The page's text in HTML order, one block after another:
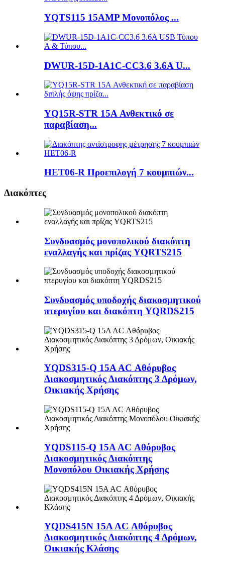
YQTS115 15AMP Μονοπόλος ...
DWUR-15D-1A1C-CC3.6 3.6A U...
YQ15R-STR 15A Ανθεκτικό σε
παραβίαση...
HET06-R Προεπιλογή 7 κουμπιών...
Διακόπτες
Συνδυασμός μονοπολικού διακόπτη
εναλλαγής και πρίζας YQRTS215
Συνδυασμός υποδοχής διακοσμητικού
πτερυγίου και διακόπτη YQRDS215
YQDS315-Q 15A AC Αθόρυβος
Διακοσμητικός Διακόπτης 3 Δρόμων,
Οικιακής Χρήσης
YQDS115-Q 15A AC Αθόρυβος
Διακοσμητικός Διακόπτης
Μονοπόλου Οικιακής Χρήσης
YQDS415N 15A AC Αθόρυβος
Διακοσμητικός Διακόπτης 4 Δρόμων,
Οικιακής Κλάσης